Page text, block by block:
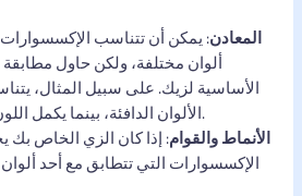
المعادن: يمكن أن تتناسب الإكسسوارات
ألوان مختلفة، ولكن حاول
الأساسية لزيك. على سبيل المثال،
الألوان الدافئة، بينما يكمل اللون الفضي النغمات الباردة.
الأنماط والقوام: إذا كان الزي الخاص
الإكسسوارات التي تتطابق مع أحد